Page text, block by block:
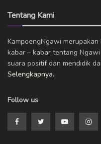
Tentang Kami
KampoengNgawi
kabar – kabar tentang
suara positif dan mendidik
Selengkapnya..
Follow us